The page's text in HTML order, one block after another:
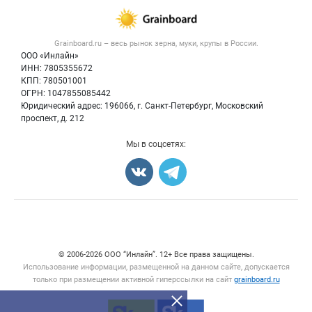
Grainboard.ru – весь рынок зерна, муки, крупы в России.
ООО «Инлайн»
ИНН: 7805355672
КПП: 780501001
ОГРН: 1047855085442
Юридический адрес: 196066, г. Санкт-Петербург, Московский
проспект, д. 212
Публичная оферта
Контактная информация
Политика обработки персональных данных
Новости рынка
Крупы
Мука
Мы в соцсетях:
© 2006‑2026 ООО “Инлайн”. 12+ Все права защищены.
Использование информации, размещенной на данном сайте, допускается
только при размещении активной гиперссылки на сайт grainboard.ru